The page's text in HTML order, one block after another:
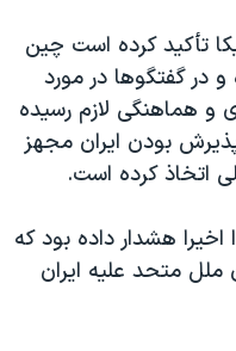
تأکید کرده است چین
در گفتگوها در مورد
و هماهنگی لازم رسیده
بودن ایران مجهز
اتخاذ کرده است.
اخیرا هشدار داده بود که
متحد علیه ایران